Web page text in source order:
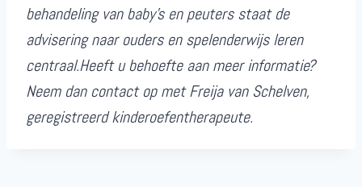
behandeling van baby’s en peuters staat de
advisering naar ouders en spelenderwijs leren
centraal.Heeft u behoefte aan meer informatie?
Neem dan contact op met Freija van Schelven,
geregistreerd kinderoefentherapeute.